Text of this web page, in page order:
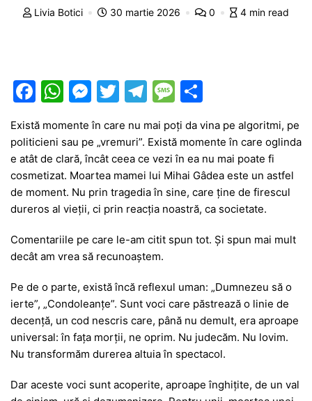
Livia Botici 30 martie 2026 0 4 min read
F
c
e
b
o
k
W
at
s
A
p
M
e
s
s
e
n
er
T
itt
er
T
el
e
gr
a
m
M
e
s
s
a
g
ar
ta
je
a
z
Există momente în care nu mai poți da vina pe algoritmi, pe
politicieni sau pe „vremuri”. Există momente în care oglinda
e atât de clară, încât ceea ce vezi în ea nu mai poate fi
cosmetizat. Moartea mamei lui Mihai Gâdea este un astfel
de moment. Nu prin tragedia în sine, care ține de firescul
dureros al vieții, ci prin reacția noastră, ca societate.
Comentariile pe care le-am citit spun tot. Și spun mai mult
decât am vrea să recunoaștem.
Pe de o parte, există încă reflexul uman: „Dumnezeu să o
ierte”, „Condoleanțe”. Sunt voci care păstrează o linie de
decență, un cod nescris care, până nu demult, era aproape
universal: în fața morții, ne oprim. Nu judecăm. Nu lovim.
Nu transformăm durerea altuia în spectacol.
Dar aceste voci sunt acoperite, aproape înghițite, de un val